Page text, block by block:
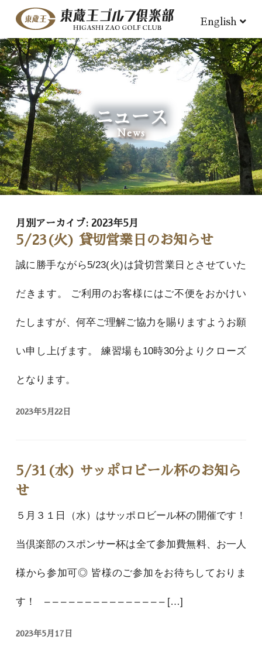
English
ニュース
News
月別アーカイブ: 2023年5月
5/23(火) 貸切営業日のお知らせ
誠に勝手ながら5/23(火)は貸切営業日とさせていた
だきます。 ご利用のお客様にはご不便をおかけい
たしますが、何卒ご理解ご協力を賜りますようお願
い申し上げます。 練習場も10時30分よりクローズ
となります。
2023年5月22日
5/31(水) サッポロビール杯のお知ら
せ
５月３１日（水）はサッポロビール杯の開催です！
当倶楽部のスポンサー杯は全て参加費無料、お一人
様から参加可◎ 皆様のご参加をお待ちしておりま
す！ – – – – – – – – – – – – – – – […]
2023年5月17日